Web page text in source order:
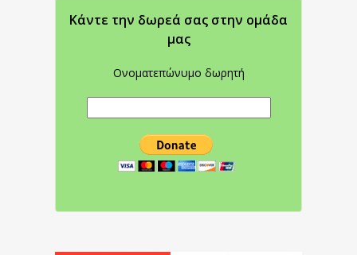
Κάντε την δωρεά σας στην oμάδα
μας
Ονοματεπώνυμο δωρητή